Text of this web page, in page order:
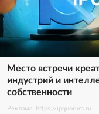
Место встречи
индустрий и
собственности
Реклама. https://ipquorum.ru